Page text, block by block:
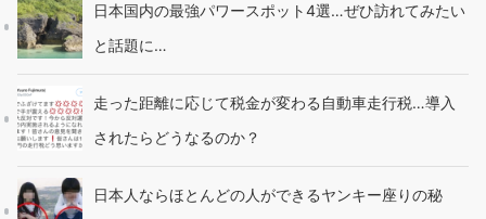
日本国内の最強パワースポット4選…ぜひ訪れてみたい
と話題に…
走った距離に応じて税金が変わる自動車走行税…導入
されたらどうなるのか？
日本人ならほとんどの人ができるヤンキー座りの秘